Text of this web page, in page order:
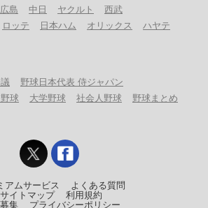
広島 中日 ヤクルト
西武
ロッテ 日本ハム オリックス
ハヤテ
野球日本代表 侍ジャパン
球 大学野球 社会人野球 野球まとめ
アムサービス
よくある質問
サイトマップ
利用規約
集
プライバシーポリシー